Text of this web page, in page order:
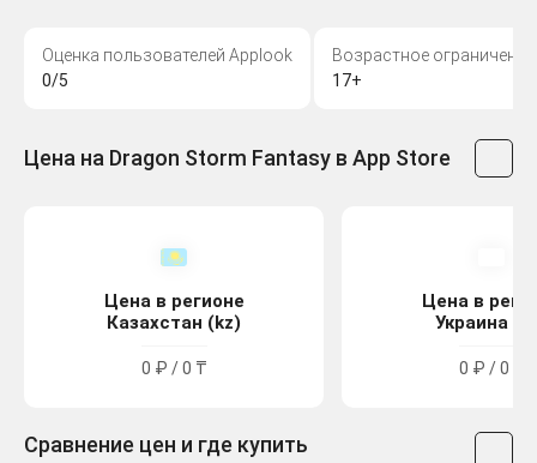
Оценка пользователей Applook
0/5
Возрастное ограничение
17+
Цена на Dragon Storm Fantasy в App Store
Цена в регионе
Казахстан (kz)
0 ₽ / 0 ₸
Цена в
Украина
0 ₽ / 0 ₴
Сравнение цен и где купить